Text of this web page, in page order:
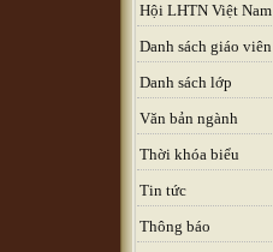
Hội LHTN Việt Nam
Danh sách giáo viên
Danh sách lớp
Văn bản ngành
Thời khóa biểu
Tin tức
Thông báo